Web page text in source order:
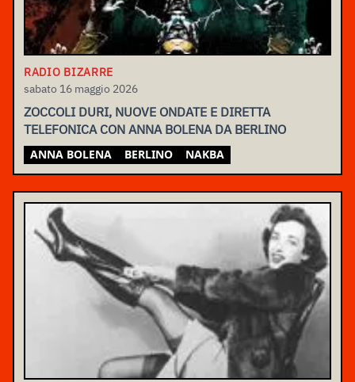
RADIO BIZARRE
sabato 16 maggio 2026
ZOCCOLI DURI, NUOVE ONDATE E DIRETTA
TELEFONICA CON ANNA BOLENA DA BERLINO
ANNA BOLENA BERLINO NAKBA